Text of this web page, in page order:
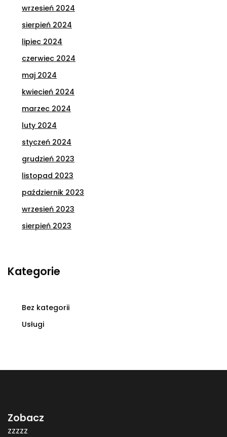
wrzesień 2024
sierpień 2024
lipiec 2024
czerwiec 2024
maj 2024
kwiecień 2024
marzec 2024
luty 2024
styczeń 2024
grudzień 2023
listopad 2023
październik 2023
wrzesień 2023
sierpień 2023
Kategorie
Bez kategorii
Usługi
Zobacz
zzzzz